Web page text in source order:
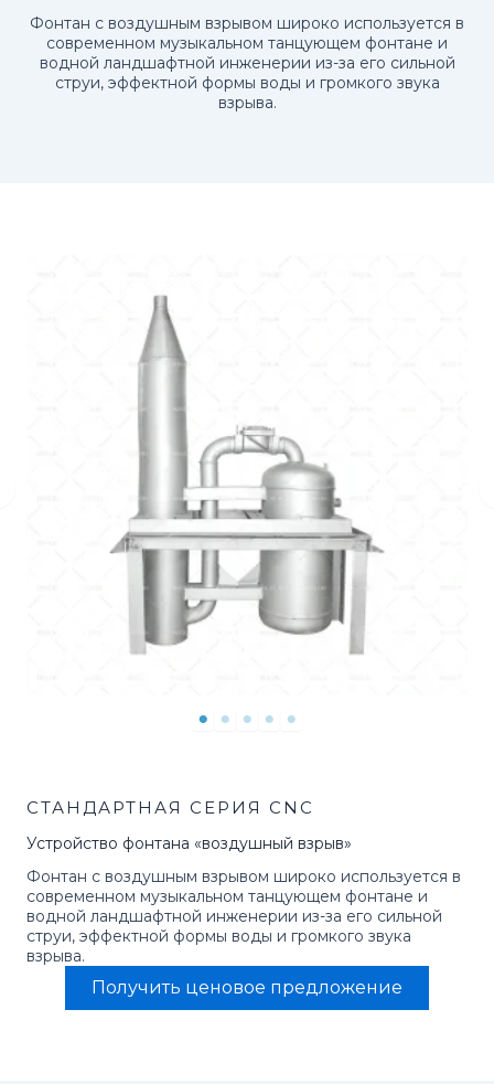
Фонтан с воздушным взрывом широко используется в
современном музыкальном танцующем фонтане и
водной ландшафтной инженерии из-за его сильной
струи, эффектной формы воды и громкого звука
взрыва.
СТАНДАРТНАЯ СЕРИЯ CNC
Устройство фонтана «воздушный взрыв»
Фонтан с воздушным взрывом широко используется в
современном музыкальном танцующем фонтане и
водной ландшафтной инженерии из-за его сильной
струи, эффектной формы воды и громкого звука
взрыва.
Получить ценовое предложение